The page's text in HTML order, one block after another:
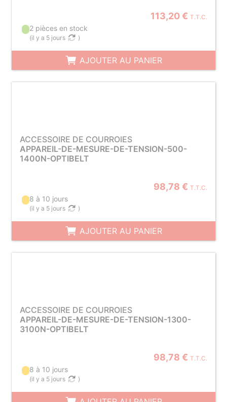
113,20 € T.T.C.
2 pièces en stock
(il y a 5 jours )
AJOUTER AU PANIER
ACCESSOIRE DE COURROIES
APPAREIL-DE-MESURE-DE-TENSION-500-
1400N-OPTIBELT
98,78 € T.T.C.
8 à 10 jours
(il y a 5 jours )
AJOUTER AU PANIER
ACCESSOIRE DE COURROIES
APPAREIL-DE-MESURE-DE-TENSION-1300-
3100N-OPTIBELT
98,78 € T.T.C.
8 à 10 jours
(il y a 5 jours )